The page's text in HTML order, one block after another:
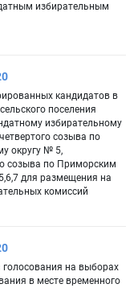
избирательным
кандидатов в
поселения
избирательному
созыва по
округу № 5,
созыва по Приморским
для размещения на
комиссий
голосования на выборах
в месте временного